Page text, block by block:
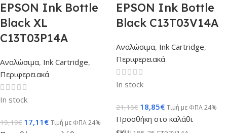
EPSON Ink Bottle
Black XL
C13T03P14A
Αναλώσιμα, Ink Cartridge,
Περιφερειακά
In stock
19,19€ 17,11 € Τιμή με ΦΠΑ 24%
EPSON Ink Bottle
Black C13T03V14A
Αναλώσιμα, Ink Cartridge,
Περιφερειακά
In stock
21,15€ 18,85€ Τιμή με ΦΠΑ 24%
Προσθήκη στο καλάθι